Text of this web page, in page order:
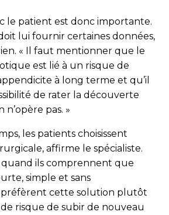
le patient est donc importante.
lui fournir certaines données,
« Il faut mentionner que le
est lié à un risque de
à long terme et qu’il
de rater la découverte
n’opère pas. »
les patients choisissent
affirme le spécialiste.
quand ils comprennent que
simple et sans
préfèrent cette solution plutôt
de risque de subir de nouveau